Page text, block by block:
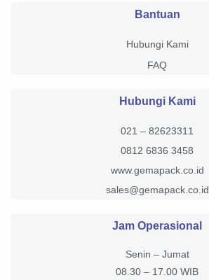
Bantuan
Hubungi Kami
FAQ
Hubungi Kami
021 – 82623311
0812 6836 3458
www.gemapack.co.id
sales@gemapack.co.id
Jam Operasional
Senin – Jumat
08.30 – 17.00 WIB